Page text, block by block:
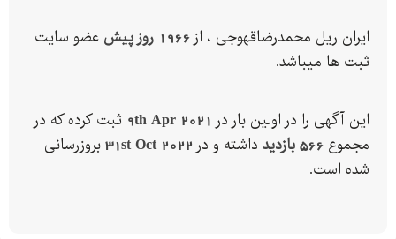
آماده عقده قرارداد با تمامی ارگانها و کارخانجات سنگین صنعتی
جهت خرید یا مشاوره تماس حاصل فرمایید
ایران ریل محمدرضاقهوجی ، از 1966 روز پیش
عضو سایت
ثبت ها میباشد.
این آگهی را در اولین بار در 9th Apr 2021 ثبت کرده که در
مجموع 566 بازدید داشته و در 31st Oct 2022 بروزرسانی
شده است.